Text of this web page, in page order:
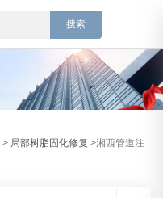
> 局部树脂固化修复 >湘西管道注